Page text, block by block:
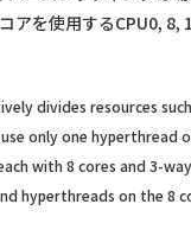
アを使用するCPU0,
divides resources
only one hyperthread
with 8 cores and 3-
hyperthreads on the 8